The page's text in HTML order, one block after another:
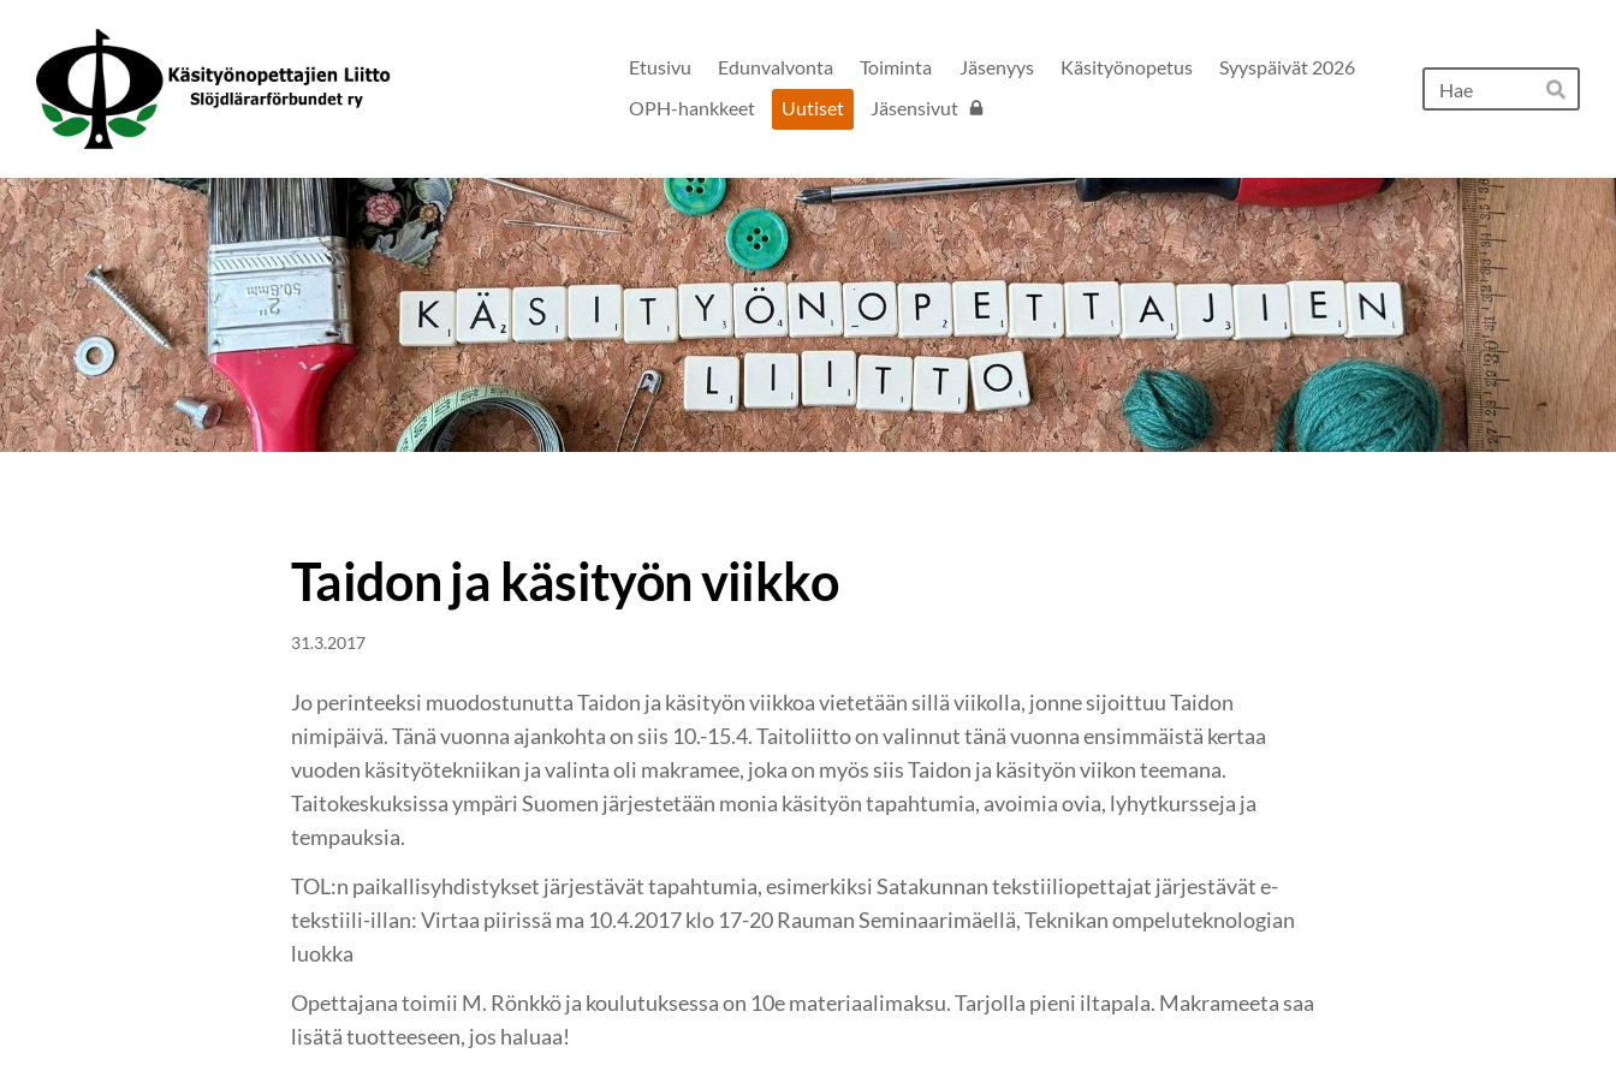
sivun
sisältöön
Käsityönopettajien Liitto
Etusivu Edunvalvonta Toiminta Jäsenyys Käsityönopetus
Syyspäivät 2026
OPH-hankkeet
Uutiset Jäsensivut Hae
Taidon ja käsityön viikko
31.3.2017
Jo perinteeksi muodostunutta Taidon ja käsityön viikkoa vietetään sillä viikolla, jonne sijoittuu Taidon
nimipäivä. Tänä vuonna ajankohta on siis 10.-15.4. Taitoliitto on valinnut tänä vuonna ensimmäistä kertaa
vuoden käsityötekniikan ja valinta oli makramee, joka on myös siis Taidon ja käsityön viikon teemana.
Taitokeskuksissa ympäri Suomen järjestetään monia käsityön tapahtumia, avoimia ovia, lyhytkursseja ja
tempauksia.
TOL:n paikallisyhdistykset järjestävät tapahtumia, esimerkiksi Satakunnan tekstiiliopettajat järjestävät e-
tekstiili-illan: Virtaa piirissä ma 10.4.2017 klo 17-20 Rauman Seminaarimäellä, Teknikan ompeluteknologian
luokka
Opettajana toimii M. Rönkkö ja koulutuksessa on 10e materiaalimaksu. Tarjolla pieni iltapala. Makrameeta saa
lisätä tuotteeseen, jos haluaa!